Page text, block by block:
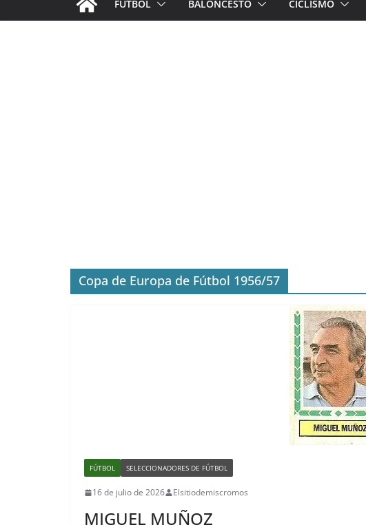
FÚTBOL BALONCESTO CICLISMO
Copa de Europa de Fútbol 1956/57
FÚTBOL SELECCIONADORES DE FÚTBOL
16 de julio de 2026 Elsitiodemiscromos
MIGUEL MUÑOZ